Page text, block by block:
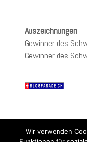
Auszeichnungen
Gewinner des
Gewinner des
Wir verwenden